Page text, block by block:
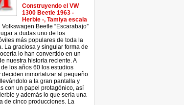
Construyendo el VW
1300 Beetle 1963 -
Herbie -, Tamiya escala
Volkswagen Beetle “Escarabajo”
a dudas uno de los
más populares de toda la
La graciosa y singular forma de
lo han convertido en un
nuestra historia reciente. A
los años 60 los estudios
deciden inmortalizar al pequeño
a la gran pantalla y
con un papel protagónico, así
y además lo que sería una
de cinco producciones. La